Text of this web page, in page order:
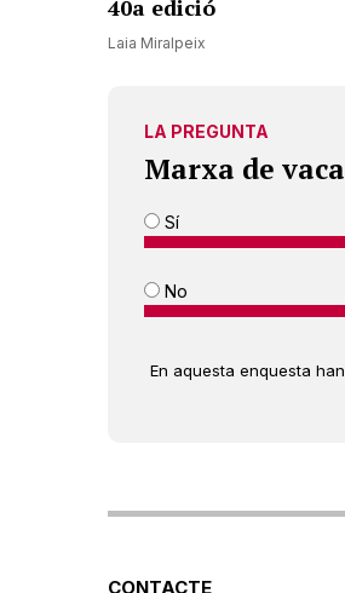
40a edició
Laia Miralpeix
LA PREGUNTA
Marxa de
Sí
No
En aquesta enquesta
CONTACTE